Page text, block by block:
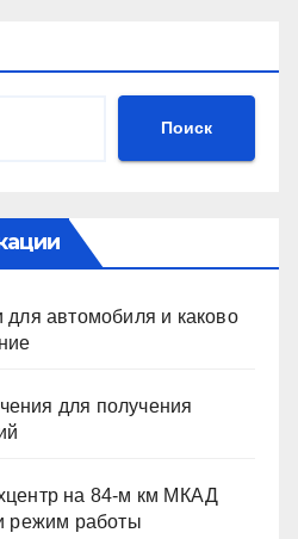
Поиск
для автомобиля и каково
для получения
на 84-м км МКАД
режим работы